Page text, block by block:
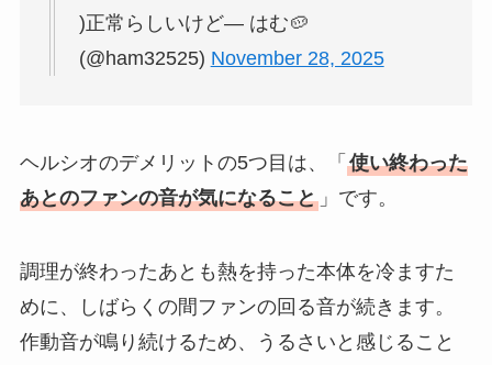
)正常らしいけど— はむ🥔
(@ham32525) November 28, 2025
ヘルシオのデメリットの5つ目は、「 使い終わった
あとのファンの音が気になること」です。
調理が終わったあとも熱を持った本体を冷ますた
めに、しばらくの間ファンの回る音が続きます。
作動音が鳴り続けるため、うるさいと感じること